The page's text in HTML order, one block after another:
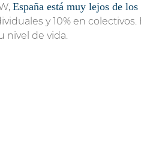
España está muy lejos de
y 10% en
nivel de vida.